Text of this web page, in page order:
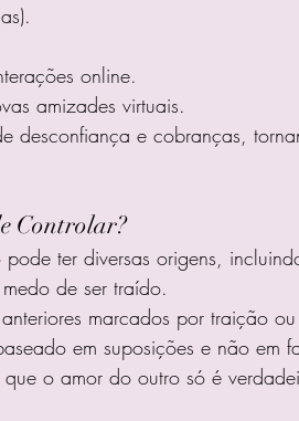
online.
amizades virtuais.
desconfiança e cobranças,
Controlar?
ter diversas origens,
de ser traído.
marcados por traição
em suposições e não em
o amor do outro só é